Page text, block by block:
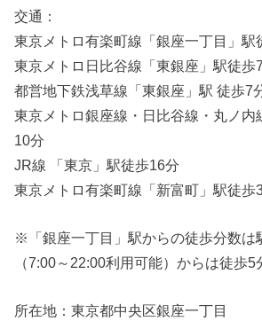
交通：
東京メトロ有楽町線「銀座一丁目」駅
東京メトロ日比谷線「東銀座」駅徒歩
都営地下鉄浅草線「東銀座」駅 徒歩7
東京メトロ銀座線・日比谷線・丸ノ内
10分
JR線 「東京」駅徒歩16分
東京メトロ有楽町線「新富町」駅徒歩
※「銀座一丁目」駅からの徒歩分数は
（7:00～22:00利用可能）からは徒歩5
所在地：東京都中央区銀座一丁目